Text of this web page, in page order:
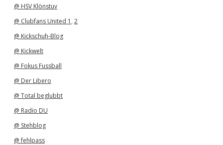
@ HSV Klönstuv
@ Clubfans United 1 , 2
@ Kickschuh-Blog
@ Kickwelt
@ Fokus Fussball
@ Der Libero
@ Total beglubbt
@ Radio DU
@ Stehblog
@ fehlpass